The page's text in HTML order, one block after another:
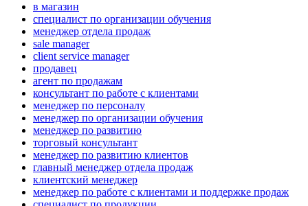
в магазин
специалист по организации обучения
менеджер отдела продаж
sale manager
client service manager
продавец
агент по продажам
консультант по работе с клиентами
менеджер по персоналу
менеджер по организации обучения
менеджер по развитию
торговый консультант
менеджер по развитию клиентов
главный менеджер отдела продаж
клиентский менеджер
менеджер по работе с клиентами и поддержке продаж